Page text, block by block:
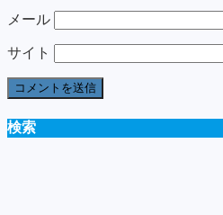
メール
サイト
検索